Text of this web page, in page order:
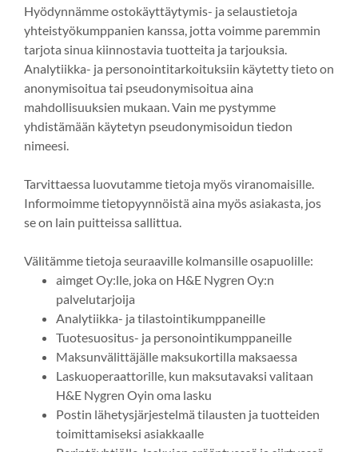
Hyödynnämme ostokäyttäytymis- ja selaustietoja
yhteistyökumppanien kanssa, jotta voimme paremmin
tarjota sinua kiinnostavia tuotteita ja tarjouksia.
Analytiikka- ja personointitarkoituksiin käytetty tieto on
anonymisoitua tai pseudonymisoitua aina
mahdollisuuksien mukaan. Vain me pystymme
yhdistämään käytetyn pseudonymisoidun tiedon
nimeesi.
Tarvittaessa luovutamme tietoja myös viranomaisille.
Informoimme tietopyynnöistä aina myös asiakasta, jos
se on lain puitteissa sallittua.
Välitämme tietoja seuraaville kolmansille osapuolille:
aimget Oy:lle, joka on H&E Nygren Oy:n
palvelutarjoija
Analytiikka- ja tilastointikumppaneille
Tuotesuositus- ja personointikumppaneille
Maksunvälittäjälle maksukortilla maksaessa
Laskuoperaattorille, kun maksutavaksi valitaan
H&E Nygren Oyin oma lasku
Postin lähetysjärjestelmä tilausten ja tuotteiden
toimittamiseksi asiakkaalle